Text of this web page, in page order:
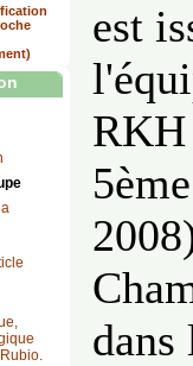
est
RKH
dans